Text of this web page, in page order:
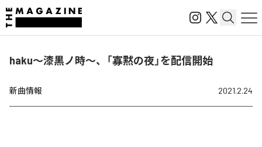
haku～漆黒ノ時～、「寡黙の夜」を配信開始
新曲情報 2021.2.24